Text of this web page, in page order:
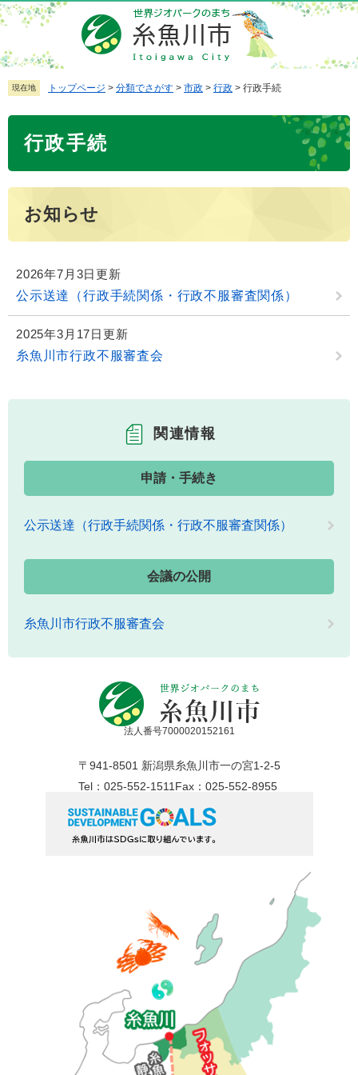
ペ
ー
ジ
の
先
メ
ニ
ュ
ー
を現在地 トップページ > 分類でさがす > 市政 > 行政 > 行政手続
行政手続
お知らせ
2026年7月3日更新
公示送達（行政手続関係・行政不服審査関係）
2025年3月17日更新
糸魚川市行政不服審査会
関連情報
申請・手続き
公示送達（行政手続関係・行政不服審査関係）
会議の公開
糸魚川市行政不服審査会
法人番号7000020152161
〒941-8501 新潟県糸魚川市一の宮1-2-5
Tel：025-552-1511Fax：025-552-8955